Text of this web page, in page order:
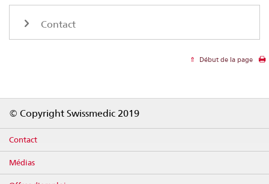
Contact
Début de la page
© Copyright Swissmedic 2019
Contact
Médias